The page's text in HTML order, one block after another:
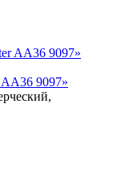
AA36 9097»